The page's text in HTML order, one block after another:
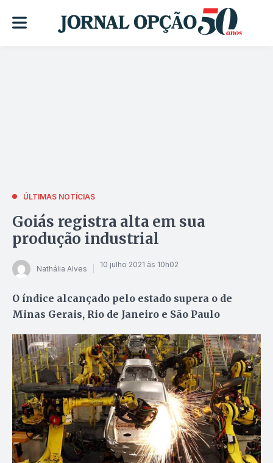
ÚLTIMAS NOTÍCIAS
Goiás registra alta em sua
produção industrial
Nathália Alves 10 julho 2021 às 10h02
O índice alcançado pelo estado supera o de
Minas Gerais, Rio de Janeiro e São Paulo